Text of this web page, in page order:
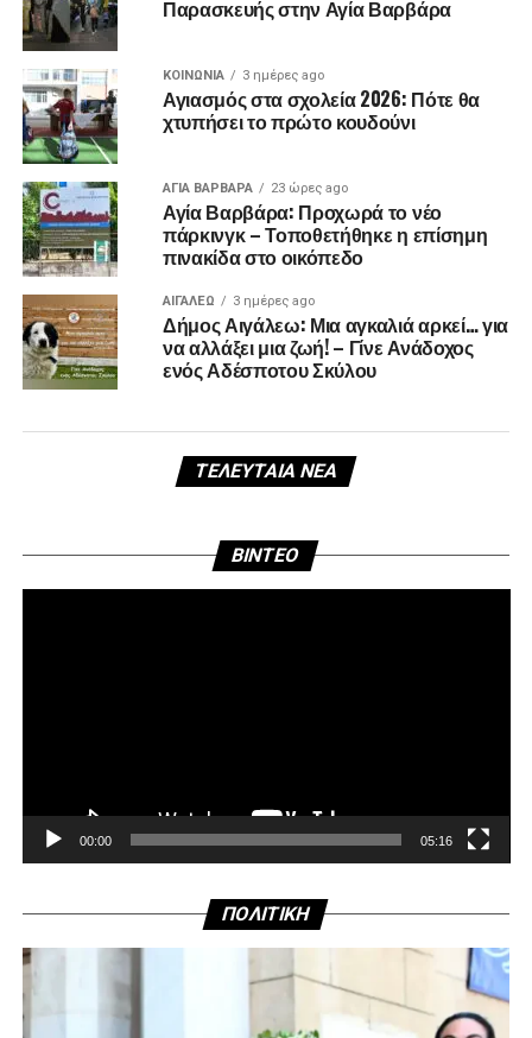
Παρασκευής στην Αγία Βαρβάρα
ΚΟΙΝΩΝΊΑ 3 ημέρες ago
Αγιασμός στα σχολεία 2026: Πότε θα
χτυπήσει το πρώτο κουδούνι
ΑΓΙΑ ΒΑΡΒΑΡΑ 23 ώρες ago
Αγία Βαρβάρα: Προχωρά το νέο
πάρκινγκ – Τοποθετήθηκε η επίσημη
πινακίδα στο οικόπεδο
ΑΙΓΑΛΕΩ 3 ημέρες ago
Δήμος Αιγάλεω: Μια αγκαλιά αρκεί… για
να αλλάξει μια ζωή! – Γίνε Ανάδοχος
ενός Αδέσποτου Σκύλου
ΤΕΛΕΥΤΑΊΑ ΝΈΑ
BINTEO
00:00 05:16
ΠΟΛΙΤΙΚΗ